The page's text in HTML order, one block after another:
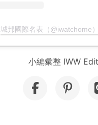
城邦國際名表（@iwatchome
小編彙整 IWW